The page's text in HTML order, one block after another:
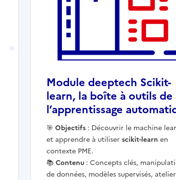
Module deeptech Scikit-
learn, la boîte à outils de
l’apprentissage
Ouvre une nouvelle
🎯 Objectifs: Découvrir le machine
et apprendre à utiliser scikit-learn en
contexte PME.
📚Contenu: Concepts clés,
de données, modèles supervisés,